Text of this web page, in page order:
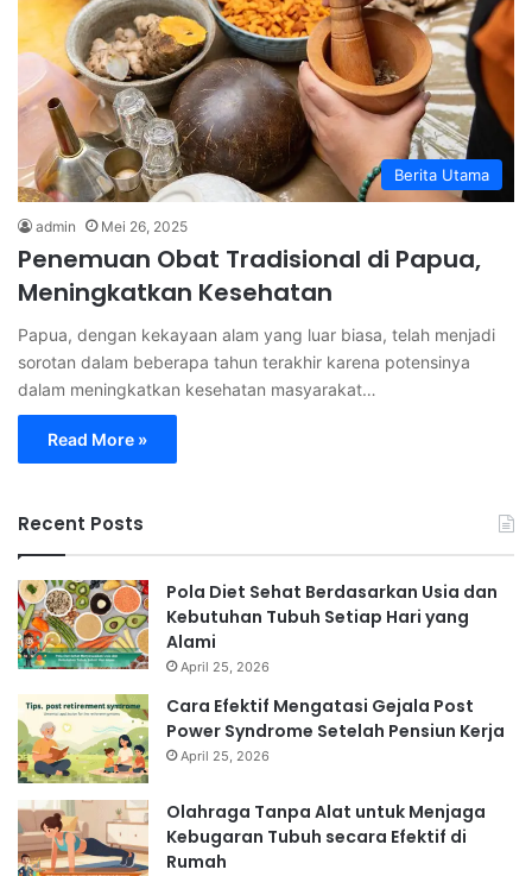
Berita Utama
admin Mei 26, 2025
Penemuan Obat Tradisional di Papua,
Meningkatkan Kesehatan
Papua, dengan kekayaan alam yang luar biasa, telah menjadi
sorotan dalam beberapa tahun terakhir karena potensinya
dalam meningkatkan kesehatan masyarakat…
Read More »
Recent Posts
Pola Diet Sehat Berdasarkan Usia dan
Kebutuhan Tubuh Setiap Hari yang
Alami
April 25, 2026
Cara Efektif Mengatasi Gejala Post
Power Syndrome Setelah Pensiun Kerja
April 25, 2026
Olahraga Tanpa Alat untuk Menjaga
Kebugaran Tubuh secara Efektif di
Rumah